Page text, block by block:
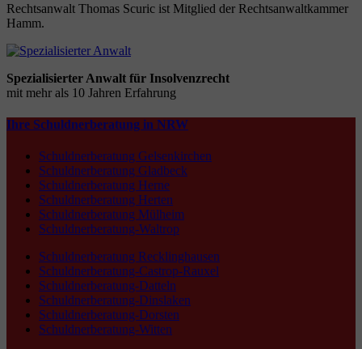
Rechtsanwalt Thomas Scuric ist Mitglied der Rechtsanwaltkammer
Hamm.
Spezialisierter Anwalt für Insolvenzrecht
mit mehr als 10 Jahren Erfahrung
Ihre Schuldnerberatung in NRW
Schuldnerberatung Gelsenkirchen
Schuldnerberatung Gladbeck
Schuldnerberatung Herne
Schuldnerberatung Herten
Schuldnerberatung Mülheim
Schuldnerberatung-Waltrop
Schuldnerberatung Recklinghausen
Schuldnerberatung-Castrop-Rauxel
Schuldnerberatung-Datteln
Schuldnerberatung-Dinslaken
Schuldnerberatung-Dorsten
Schuldnerberatung-Witten